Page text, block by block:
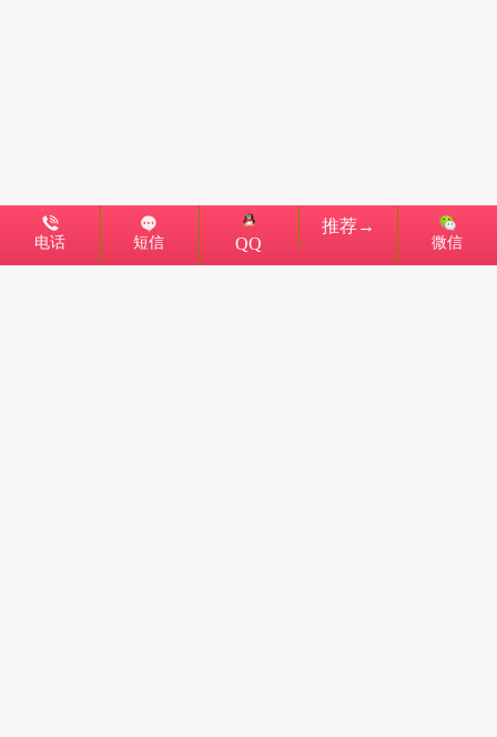
电话 短信 QQ
推荐→
微信